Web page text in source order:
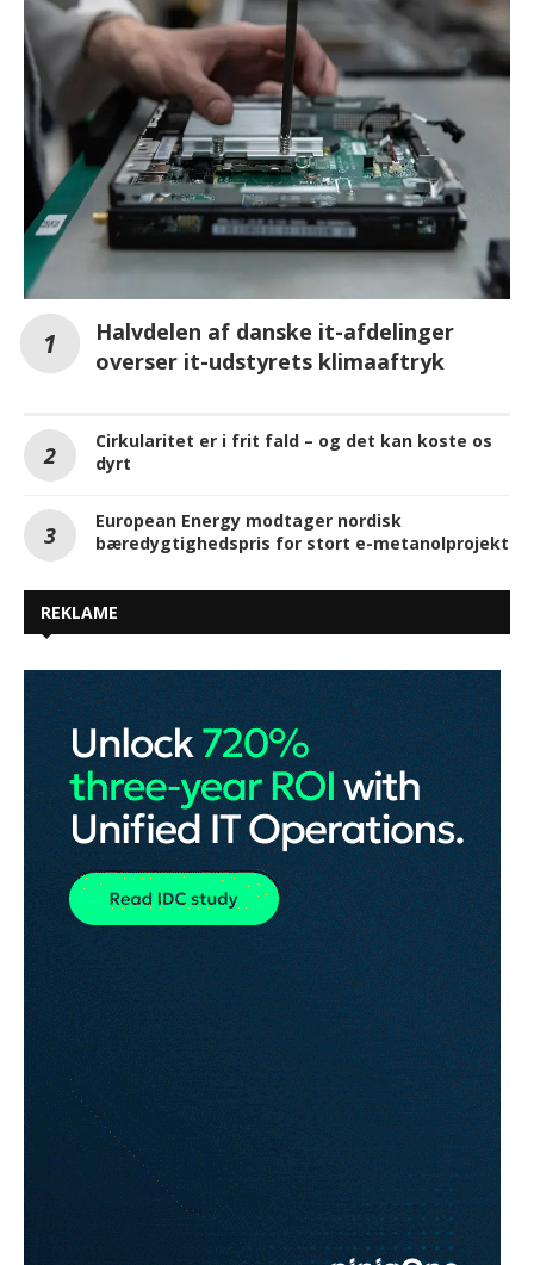
Halvdelen af danske it-afdelinger
overser it-udstyrets klimaaftryk
Cirkularitet er i frit fald – og det kan koste os
dyrt
European Energy modtager nordisk
bæredygtighedspris for stort e-metanolprojekt
REKLAME